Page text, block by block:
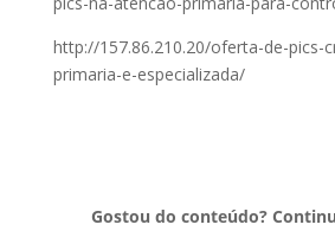
http://157.86.210.20/oferta-de-pics-
primaria-e-especializada/
Gostou do conteúdo?